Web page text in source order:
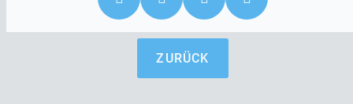
ZURÜCK